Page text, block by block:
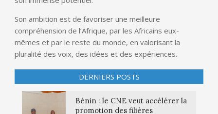
Son ambition est de favoriser une meilleure
compréhension de l’Afrique, par les Africains eux-
mêmes et par le reste du monde, en valorisant la
pluralité des voix, des idées et des expériences.
DERNIERS POSTS
Bénin : le CNE veut accélérer la
promotion des filières